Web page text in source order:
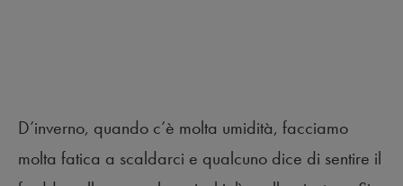
D’inverno, quando c’è molta umidità, facciamo
molta fatica a scaldarci e qualcuno dice di sentire il